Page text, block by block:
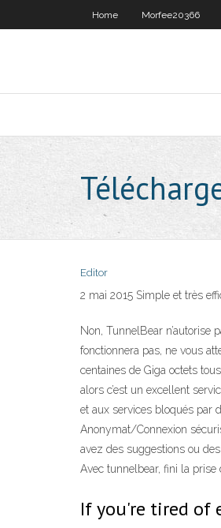
Home Morfee20366
Editor
2 mai 2015 Simple et très
Non, TunnelBear
fonctionnera pas, ne vous
centaines de Giga octets
alors c’est un excellent
et aux services bloqués par
Anonymat/Connexion
avez des suggestions ou
Avec tunnelbear, fini la
If you're tired of